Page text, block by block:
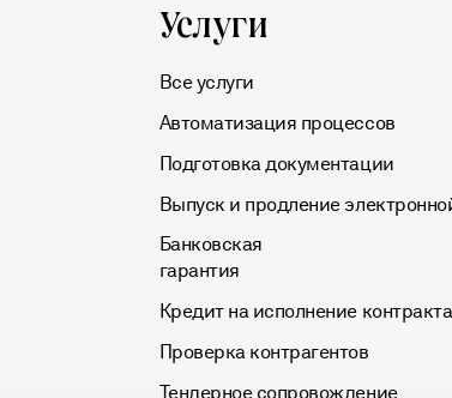
Услуги
Все услуги
Автоматизация процессов
Подготовка документации
Выпуск и продление
Банковская
гарантия
Кредит на исполнение
Проверка контрагентов
Тендерное сопровождение